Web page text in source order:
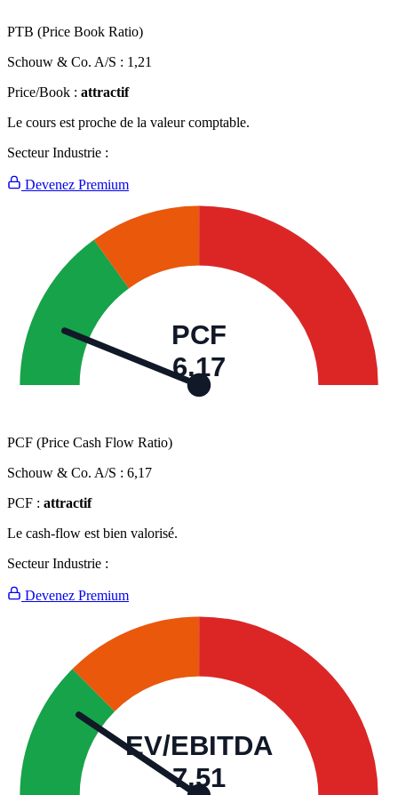
PTB (Price Book Ratio)
Schouw & Co. A/S : 1,21
Price/Book : attractif
Le cours est proche de la valeur comptable.
Secteur Industrie :
Devenez Premium
PCF
6,17
PCF (Price Cash Flow Ratio)
Schouw & Co. A/S : 6,17
PCF : attractif
Le cash-flow est bien valorisé.
Secteur Industrie :
Devenez Premium
EV/EBITDA
7,51